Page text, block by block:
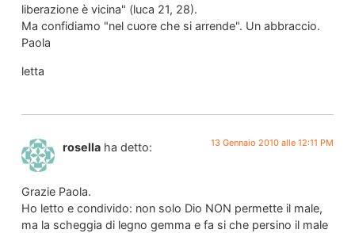
liberazione è vicina" (luca 21, 28).
Ma confidiamo "nel cuore che si arrende". Un abbraccio.
Paola
letta
rosella ha detto: 13 Gennaio 2010 alle 12:11 PM
Grazie Paola.
Ho letto e condivido: non solo Dio NON permette il male,
ma la scheggia di legno gemma e fa si che persino il male